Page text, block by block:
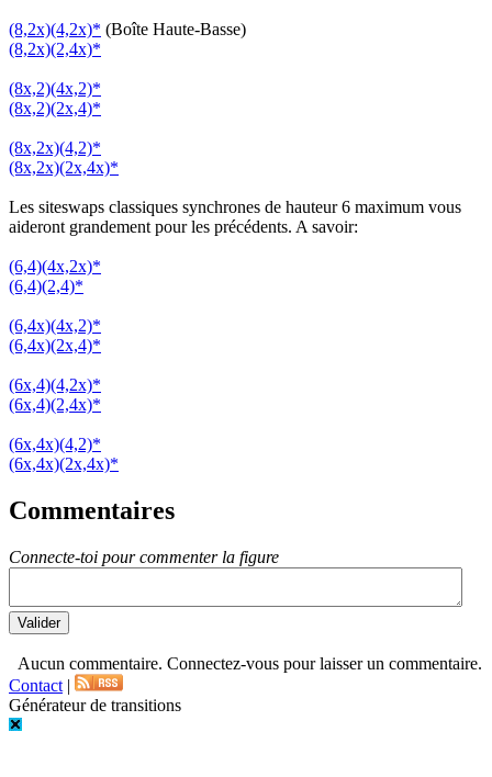
(8,2x)(4,2x)* (Boîte Haute-Basse)
(8,2x)(2,4x)*
(8x,2)(4x,2)*
(8x,2)(2x,4)*
(8x,2x)(4,2)*
(8x,2x)(2x,4x)*
Les siteswaps classiques synchrones de hauteur 6 maximum vous
aideront grandement pour les précédents. A savoir:
(6,4)(4x,2x)*
(6,4)(2,4)*
(6,4x)(4x,2)*
(6,4x)(2x,4)*
(6x,4)(4,2x)*
(6x,4)(2,4x)*
(6x,4x)(4,2)*
(6x,4x)(2x,4x)*
Commentaires
Connecte-toi pour commenter la figure
Aucun commentaire. Connectez-vous pour laisser un commentaire.
Contact |
Générateur de transitions